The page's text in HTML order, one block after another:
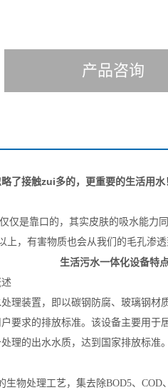
产品咨询
了接触zui多的，更重要的生活用水
仅是靠口的，其实皮肤的吸水能力
，有害物质也会从我们的毛孔渗
生活污水一体化设备特
装置，即以碳钢防腐、玻璃钢材
要求的排放标准。该设备主要用
处理的出水水质，达到国家排放标
生物处理工艺，集去除BOD5、COD